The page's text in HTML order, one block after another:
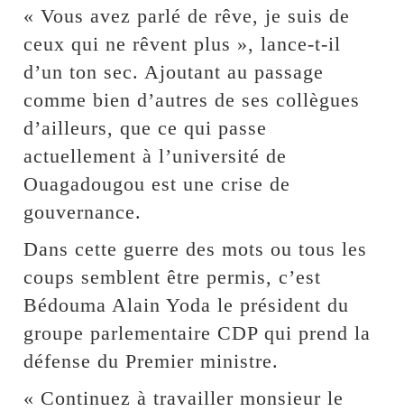
« Vous avez parlé de rêve, je suis de
ceux qui ne rêvent plus », lance-t-il
d’un ton sec. Ajoutant au passage
comme bien d’autres de ses collègues
d’ailleurs, que ce qui passe
actuellement à l’université de
Ouagadougou est une crise de
gouvernance.
Dans cette guerre des mots ou tous les
coups semblent être permis, c’est
Bédouma Alain Yoda le président du
groupe parlementaire CDP qui prend la
défense du Premier ministre.
« Continuez à travailler monsieur le